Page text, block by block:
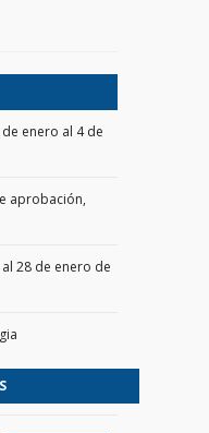
enero al 4 de
aprobación,
28 de enero de